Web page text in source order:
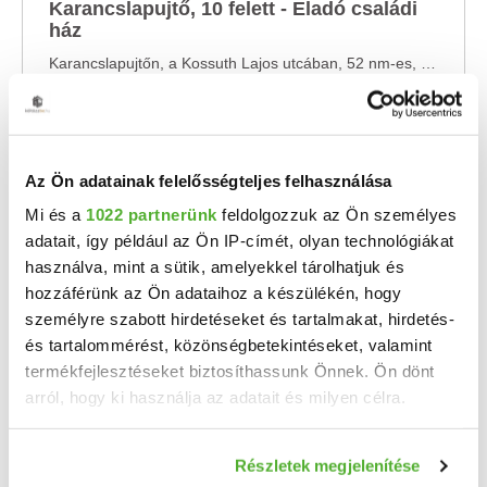
Az Ön adatainak felelősségteljes felhasználása
Mi és a 1022 partnerünk feldolgozzuk az Ön személyes
adatait, így például az Ön IP-címét, olyan technológiákat
használva, mint a sütik, amelyekkel tárolhatjuk és
hozzáférünk az Ön adataihoz a készülékén, hogy
személyre szabott hirdetéseket és tartalmakat, hirdetés-
és tartalommérést, közönségbetekintéseket, valamint
termékfejlesztéseket biztosíthassunk Önnek. Ön dönt
arról, hogy ki használja az adatait és milyen célra.
Információgyűjtés az Ön földrajzi elhelyezkedéséről
Részletek megjelenítése
Karancslapujtő, 10 felett - Eladó családi
ház